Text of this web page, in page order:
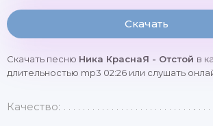
Скачать
Скачать песню Ника КраснаЯ - Отстой в
длительностью mp3 02:26 или слушать
Качество: